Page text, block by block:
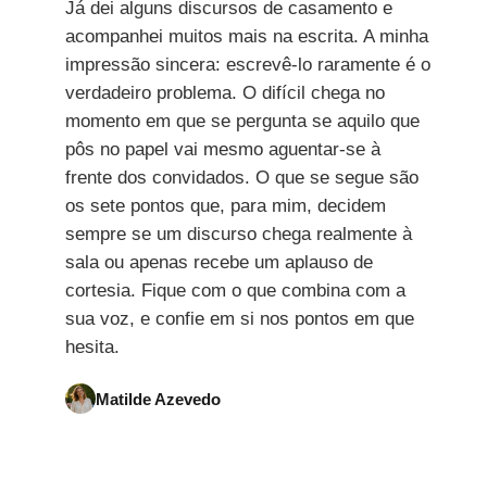
Já dei alguns discursos de casamento e
acompanhei muitos mais na escrita. A minha
impressão sincera: escrevê-lo raramente é o
verdadeiro problema. O difícil chega no
momento em que se pergunta se aquilo que
pôs no papel vai mesmo aguentar-se à
frente dos convidados. O que se segue são
os sete pontos que, para mim, decidem
sempre se um discurso chega realmente à
sala ou apenas recebe um aplauso de
cortesia. Fique com o que combina com a
sua voz, e confie em si nos pontos em que
hesita.
Matilde Azevedo